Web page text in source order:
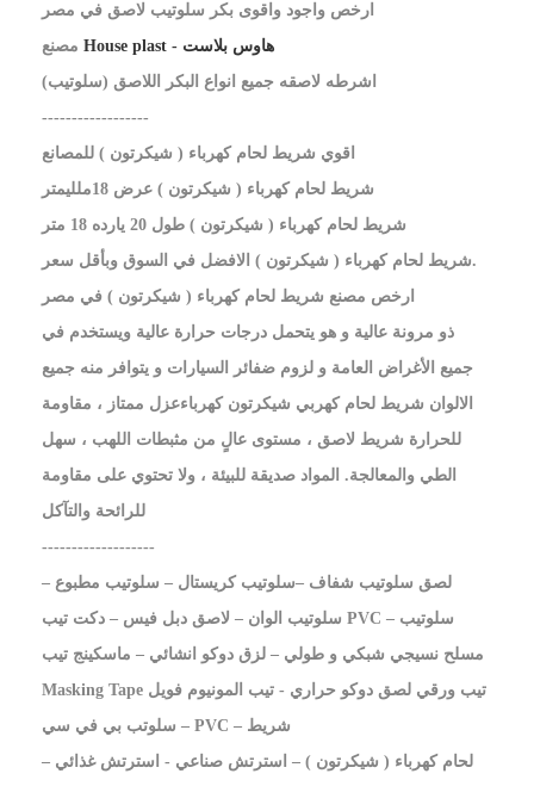
ارخص واجود واقوى بكر سلوتيب لاصق في مصر
House plast - هاوس بلاست
اشرطه لاصقه جميع انواع البكر اللاصق (سلوتيب)
------------------
اقوي شريط لحام كهرباء ( شيكرتون ) للمصانع
شريط لحام كهرباء ( شيكرتون ) عرض 18ملليمتر
شريط لحام كهرباء ( شيكرتون ) طول 20 يارده 18 متر
شريط لحام كهرباء ( شيكرتون ) الافضل في السوق وبأقل سعر.
ارخص مصنع شريط لحام كهرباء ( شيكرتون ) في مصر
ذو مرونة عالية و هو يتحمل درجات حرارة عالية ويستخدم في
جميع الأغراض العامة و لزوم ضفائر السيارات و يتوافر منه جميع
الالوان شريط لحام كهربي شيكرتون كهرباءعزل ممتاز ، مقاومة
للحرارة شريط لاصق ، مستوى عالٍ من مثبطات اللهب ، سهل
الطي والمعالجة. المواد صديقة للبيئة ، ولا تحتوي على مقاومة
للرائحة والتآكل
-------------------
لصق سلوتيب شفاف –سلوتيب كريستال – سلوتيب مطبوع –
سلوتيب الوان – لاصق دبل فيس – دكت تيب PVC – سلوتيب
مسلح نسيجي شبكي و طولي – لزق دوكو انشائي – ماسكينج تيب
Masking Tape تيب ورقي لصق دوكو حراري - تيب المونيوم فويل
– سلوتب بي في سي PVC – شريط
لحام كهرباء ( شيكرتون ) – استرتش صناعي - استرتش غذائي –